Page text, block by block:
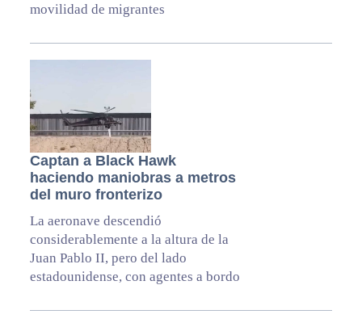
movilidad de migrantes
Captan a Black Hawk
haciendo maniobras a metros
del muro fronterizo
La aeronave descendió
considerablemente a la altura de la
Juan Pablo II, pero del lado
estadounidense, con agentes a bordo